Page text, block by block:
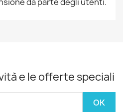
e le offerte speciali